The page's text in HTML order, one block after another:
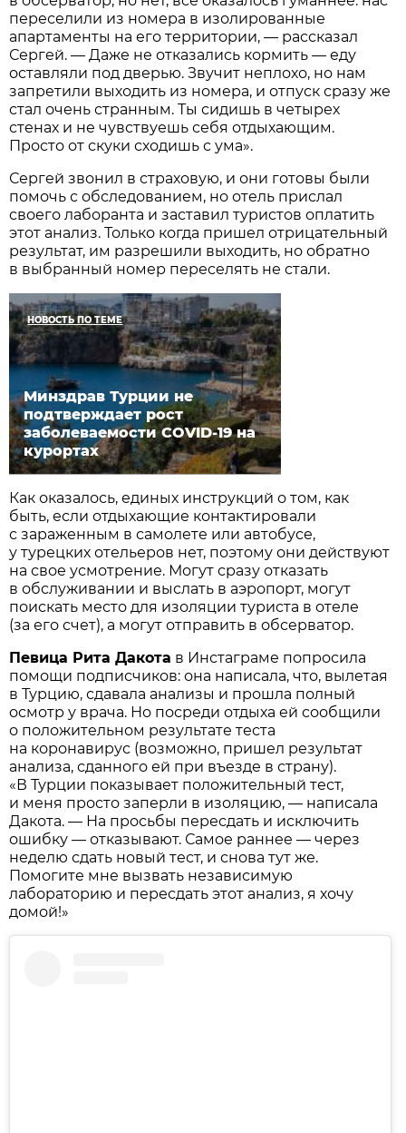
переселили из номера в изолированные
апартаменты на его территории, — рассказал
Сергей. — Даже не отказались кормить — еду
оставляли под дверью. Звучит неплохо, но нам
запретили выходить из номера, и отпуск сразу же
стал очень странным. Ты сидишь в четырех
стенах и не чувствуешь себя отдыхающим.
Просто от скуки сходишь с ума».
Сергей звонил в страховую, и они готовы были
помочь с обследованием, но отель прислал
своего лаборанта и заставил туристов оплатить
этот анализ. Только когда пришел отрицательный
результат, им разрешили выходить, но обратно
в выбранный номер переселять не стали.
НОВОСТЬ ПО ТЕМЕ
Минздрав Турции не
подтверждает рост
заболеваемости COVID-19 на
курортах
Как оказалось, единых инструкций о том, как
быть, если отдыхающие контактировали
с зараженным в самолете или автобусе,
у турецких отельеров нет, поэтому они действуют
на свое усмотрение. Могут сразу отказать
в обслуживании и выслать в аэропорт, могут
поискать место для изоляции туриста в отеле
(за его счет), а могут отправить в обсерватор.
Певица Рита Дакота в Инстаграме попросила
помощи подписчиков: она написала, что, вылетая
в Турцию, сдавала анализы и прошла полный
осмотр у врача. Но посреди отдыха ей сообщили
о положительном результате теста
на коронавирус (возможно, пришел результат
анализа, сданного ей при въезде в страну).
«В Турции показывает положительный тест,
и меня просто заперли в изоляцию, — написала
Дакота. — На просьбы пересдать и исключить
ошибку — отказывают. Самое раннее — через
неделю сдать новый тест, и снова тут же.
Помогите мне вызвать независимую
лабораторию и пересдать этот анализ, я хочу
домой!»